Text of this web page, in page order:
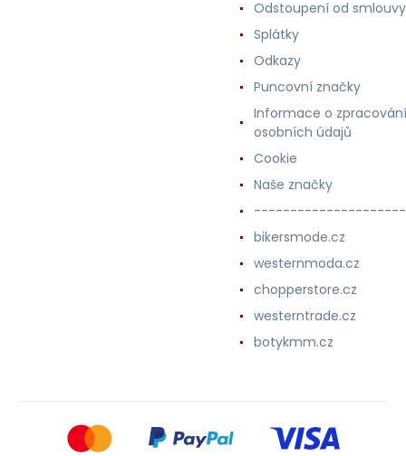
Odstoupení od smlouvy
Splátky
Odkazy
Puncovní značky
Informace o zpracování
osobních údajů
Cookie
Naše značky
bikersmode.cz
westernmoda.cz
chopperstore.cz
westerntrade.cz
botykmm.cz